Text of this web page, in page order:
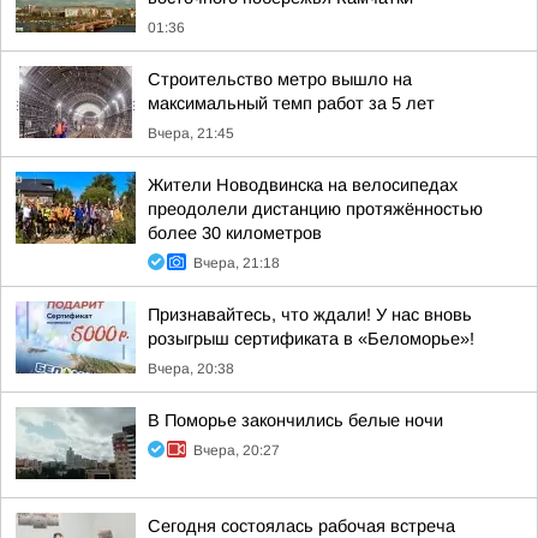
01:36
Строительство метро вышло на
максимальный темп работ за 5 лет
Вчера, 21:45
Жители Новодвинска на велосипедах
преодолели дистанцию протяжённостью
более 30 километров
Вчера, 21:18
Признавайтесь, что ждали! У нас вновь
розыгрыш сертификата в «Беломорье»!
Вчера, 20:38
В Поморье закончились белые ночи
Вчера, 20:27
Сегодня состоялась рабочая встреча